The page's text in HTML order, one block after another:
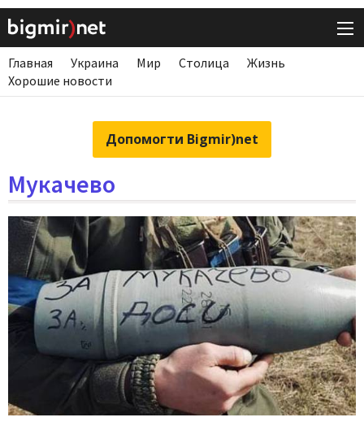
Главная Украина Мир Столица
Жизнь
Хорошие новости
Допомогти Bigmir)net
Мукачево